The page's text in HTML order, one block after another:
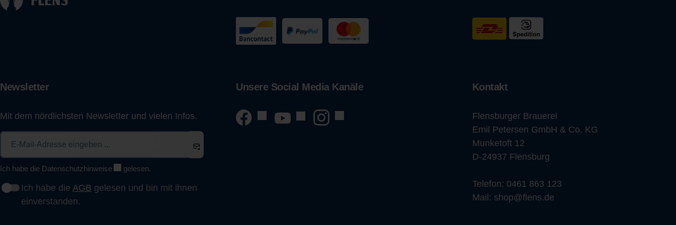
Newsletter
Mit dem nördlichsten Newsletter und vielen Infos.
Ich habe die Datenschutzhinweise gelesen.
Ich habe die AGB gelesen und bin mit ihnen
einverstanden.
Kontakt
Flensburger Brauerei
Emil Petersen GmbH & Co. KG
Munketoft 12
D-24937 Flensburg
Telefon: 0461 863 123
Mail: shop@flens.de
Unsere Social Media Kanäle